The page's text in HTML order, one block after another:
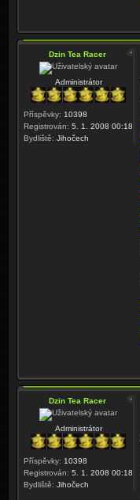
Dzin Tea Racer
Administrátor
Příspěvky: 10398
Registrován: 5. 1. 2008 00:18
Bydliště: Jihočech
Dzin Tea Racer
Administrátor
Příspěvky: 10398
Registrován: 5. 1. 2008 00:18
Bydliště: Jihočech